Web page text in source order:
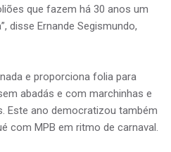
que fazem há 30 anos um
disse Ernande Segismundo,
e proporciona folia para
abadás e com marchinhas e
Este ano democratizou também
com MPB em ritmo de carnaval.